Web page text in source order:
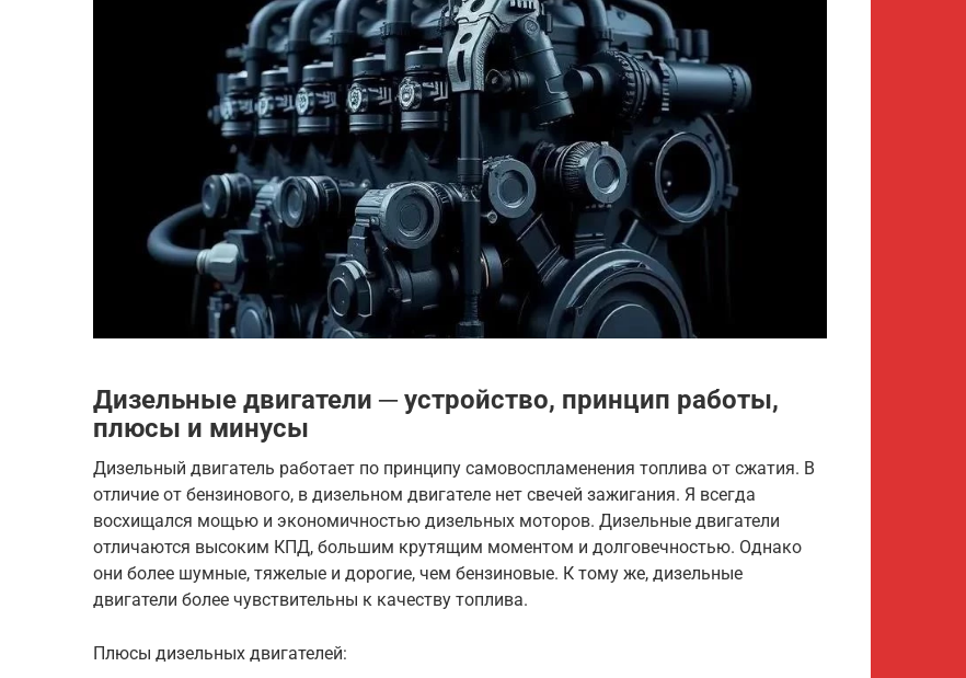
Дизельные двигатели ─ устройство, принцип работы,
плюсы и минусы
Дизельный двигатель работает по принципу самовоспламенения топлива от сжатия. В
отличие от бензинового, в дизельном двигателе нет свечей зажигания. Я всегда
восхищался мощью и экономичностью дизельных моторов. Дизельные двигатели
отличаются высоким КПД, большим крутящим моментом и долговечностью. Однако
они более шумные, тяжелые и дорогие, чем бензиновые. К тому же, дизельные
двигатели более чувствительны к качеству топлива.
Плюсы дизельных двигателей: